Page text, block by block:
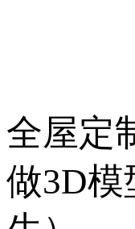
全屋定
做3D模